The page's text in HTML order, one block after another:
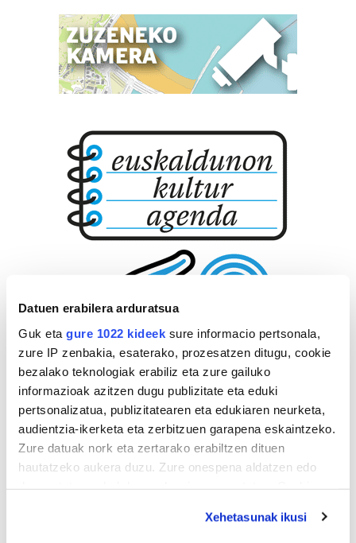
Datuen erabilera arduratsua
Guk eta gure 1022 kideek sure informacio pertsonala,
zure IP zenbakia, esaterako, prozesatzen ditugu, cookie
bezalako teknologiak erabiliz eta zure gailuko
informazioak azitzen dugu publizitate eta eduki
pertsonalizatua, publizitatearen eta edukiaren neurketa,
audientzia-ikerketa eta zerbitzuen garapena eskaintzeko.
Zure datuak nork eta zertarako erabiltzen dituen
hautatzeko aukera duzu. Zure onespena aldatzen edo
Xehetasunak ikusi